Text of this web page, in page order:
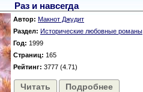
Раз и навсегда
Автор: Макнот Джудит
Раздел: Исторические любовные романы
Год: 1999
Страниц: 165
Рейтинг: 3777 (4.71)
Читать Подробнее